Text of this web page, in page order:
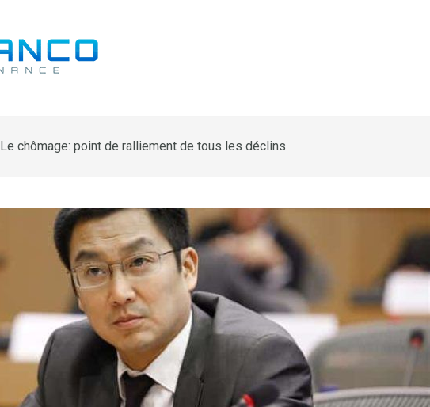
Le chômage: point de ralliement de tous les déclins